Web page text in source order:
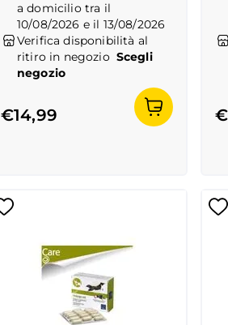
a domicilio tra il
10/08/2026 e il 13/08/2026
Verifica disponibilità al
ritiro in negozio Scegli
negozio
€14,99